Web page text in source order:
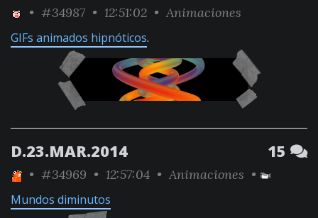
• #34987 • 12:51:02 • Animaciones
GIFs animados hipnóticos.
D.23.MAR.2014 15
• #34969 • 12:57:04 • Animaciones •
Mundos diminutos